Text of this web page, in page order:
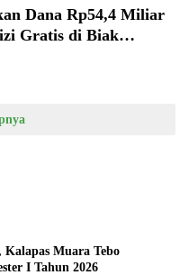
Dana Rp54,4 Miliar
Gratis di Biak
Muara Tebo
I Tahun 2026